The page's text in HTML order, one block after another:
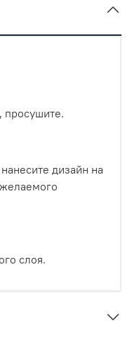
просушите.
дизайн на
слоя.